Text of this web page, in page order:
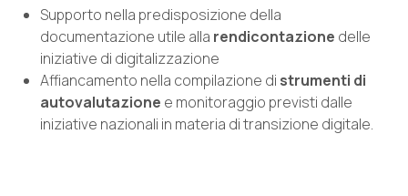
Supporto nella predisposizione della
documentazione utile alla rendicontazione delle
iniziative di digitalizzazione
Affiancamento nella compilazione di strumenti di
autovalutazione e monitoraggio previsti dalle
iniziative nazionali in materia di transizione digitale.